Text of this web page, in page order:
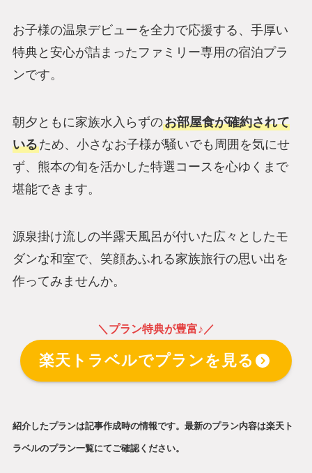
お子様の温泉デビューを全力で応援する、手厚い
特典と安心が詰まったファミリー専用の宿泊プラ
ンです。
朝夕ともに家族水入らずのお部屋食が確約されて
いるため、小さなお子様が騒いでも周囲を気にせ
ず、熊本の旬を活かした特選コースを心ゆくまで
堪能できます。
源泉掛け流しの半露天風呂が付いた広々としたモ
ダンな和室で、笑顔あふれる家族旅行の思い出を
作ってみませんか。
＼プラン特典が豊富♪／
楽天トラベルでプランを見る
紹介したプランは記事作成時の情報です。最新のプラン内容は楽天ト
ラベルのプラン一覧にてご確認ください。